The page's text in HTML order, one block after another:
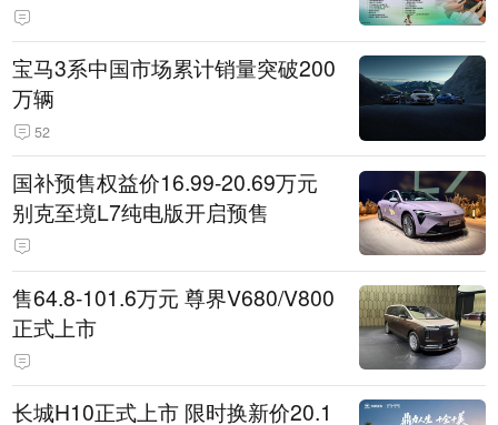
宝马3系中国市场累计销量突破200
万辆
52
国补预售权益价16.99-20.69万元
别克至境L7纯电版开启预售
售64.8-101.6万元 尊界V680/V800
正式上市
长城H10正式上市 限时换新价20.1